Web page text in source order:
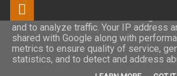
This site uses cookies from Google to
and to analyze traffic. Your IP address
shared with Google along with
metrics to ensure quality of service,
statistics, and to detect and address